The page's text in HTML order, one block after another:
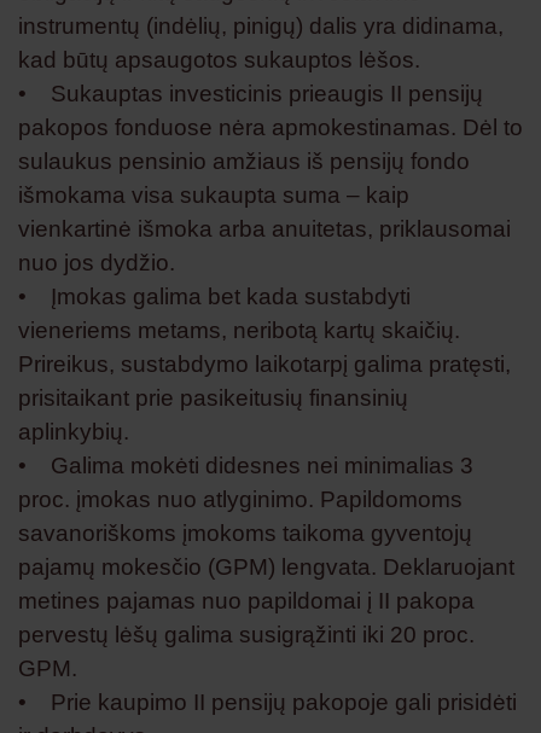
instrumentų (indėlių, pinigų) dalis yra didinama,
kad būtų apsaugotos sukauptos lėšos.
• Sukauptas investicinis prieaugis II pensijų
pakopos fonduose nėra apmokestinamas. Dėl to
sulaukus pensinio amžiaus iš pensijų fondo
išmokama visa sukaupta suma – kaip
vienkartinė išmoka arba anuitetas, priklausomai
nuo jos dydžio.
• Įmokas galima bet kada sustabdyti
vieneriems metams, neribotą kartų skaičių.
Prireikus, sustabdymo laikotarpį galima pratęsti,
prisitaikant prie pasikeitusių finansinių
aplinkybių.
• Galima mokėti didesnes nei minimalias 3
proc. įmokas nuo atlyginimo. Papildomoms
savanoriškoms įmokoms taikoma gyventojų
pajamų mokesčio (GPM) lengvata. Deklaruojant
metines pajamas nuo papildomai į II pakopa
pervestų lėšų galima susigrąžinti iki 20 proc.
GPM.
• Prie kaupimo II pensijų pakopoje gali prisidėti